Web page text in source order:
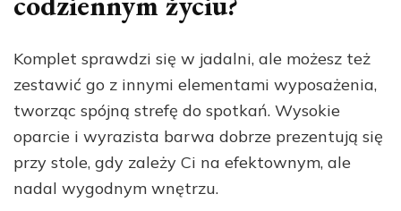
Komplet sprawdzi się w jadalni, ale możesz też
zestawić go z innymi elementami wyposażenia,
tworząc spójną strefę do spotkań. Wysokie
oparcie i wyrazista barwa dobrze prezentują się
przy stole, gdy zależy Ci na efektownym, ale
nadal wygodnym wnętrzu.